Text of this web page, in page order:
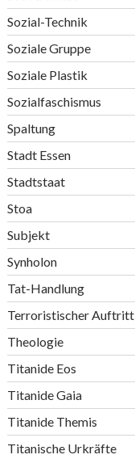
Sozial-Technik
Soziale Gruppe
Soziale Plastik
Sozialfaschismus
Spaltung
Stadt Essen
Stadtstaat
Stoa
Subjekt
Synholon
Tat-Handlung
Terroristischer Auftritt
Theologie
Titanide Eos
Titanide Gaia
Titanide Themis
Titanische Urkräfte